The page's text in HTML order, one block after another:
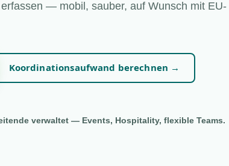
— mobil, sauber, auf Wunsch mit EU-
Koordinationsaufwand berechnen →
verwaltet — Events, Hospitality, flexible Teams.